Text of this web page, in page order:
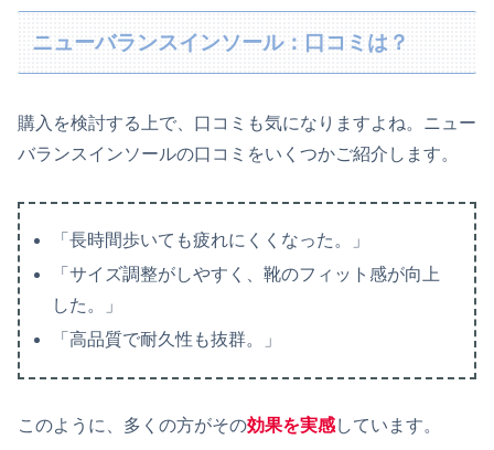
ニューバランスインソール：口コミは？
購入を検討する上で、口コミも気になりますよね。ニュー
バランスインソールの口コミをいくつかご紹介します。
「長時間歩いても疲れにくくなった。」
「サイズ調整がしやすく、靴のフィット感が向上
した。」
「高品質で耐久性も抜群。」
このように、多くの方がその効果を実感しています。